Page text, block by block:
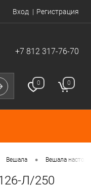
Вход Регистрация
+7 812 317-76-70
0 0
Вешала • Вешала
Л/250